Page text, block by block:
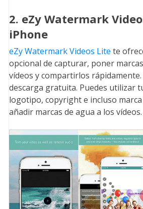
2. eZy Watermark
iPhone
eZy Watermark Videos Lite te
opcional de capturar, poner
vídeos y compartirlos rápidamente.
descarga gratuita. Puedes utilizar
logotipo, copyright e incluso
añadir marcas de agua a los vídeos.